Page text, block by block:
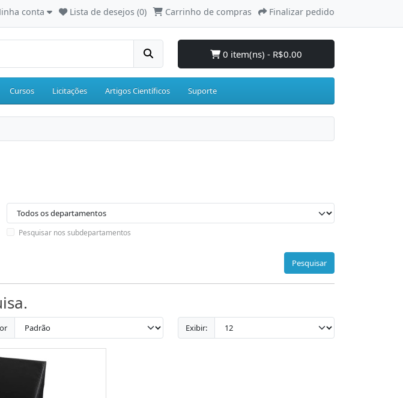
conta Lista de desejos (0) Carrinho de compras Finalizar pedido
0 item(ns) - R$0.00
Cursos Licitações Artigos Científicos Suporte
Pesquisar nos subdepartamentos
Pesquisar
Exibir: